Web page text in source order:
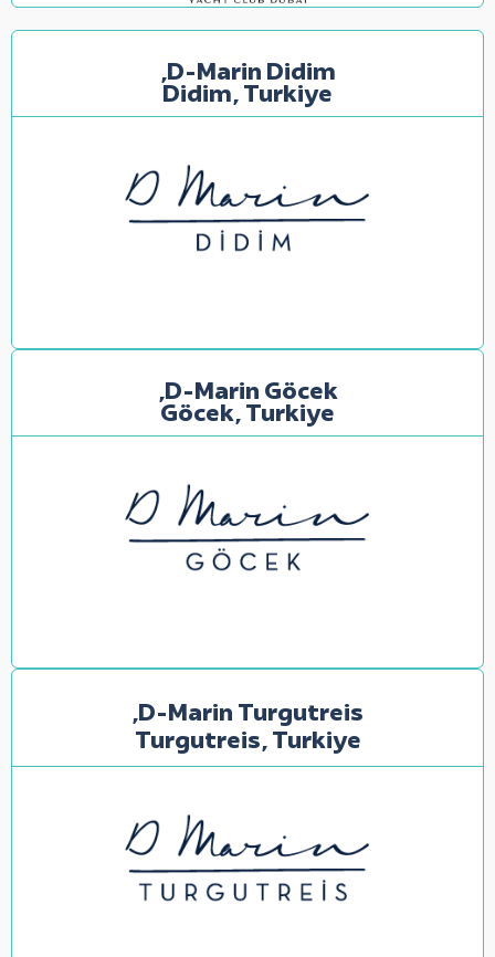
D-Marin Didim,
Didim,Turkiye
D-Marin Göcek,
Göcek,Turkiye
D-Marin Turgutreis,
Turgutreis,Turkiye